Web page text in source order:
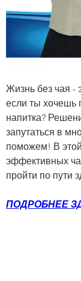
Жизнь без чая -
если ты хочешь
напитка?
запутаться в
поможем! В
эффективных
пройти по пути
ПОДРОБНЕЕ